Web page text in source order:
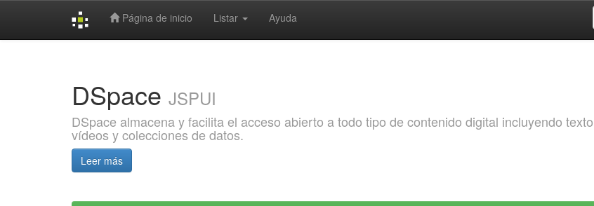
Página de inicio Listar Ayuda
DSpace JSPUI
DSpace almacena y facilita el acceso abierto a todo tipo de contenido digital incluyendo
vídeos y colecciones de datos.
Leer más